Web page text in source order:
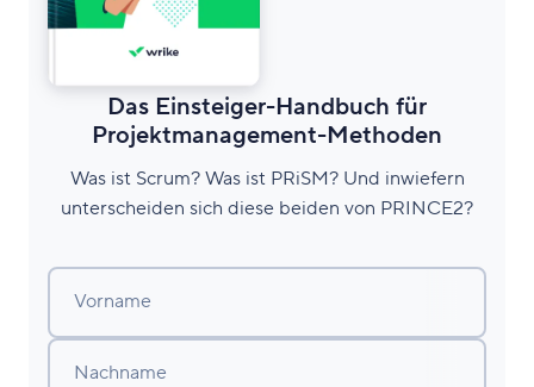
Das Einsteiger-Handbuch für
Projektmanagement-Methoden
Was ist Scrum? Was ist PRiSM? Und inwiefern
unterscheiden sich diese beiden von PRINCE2?
Vorname
Nachname